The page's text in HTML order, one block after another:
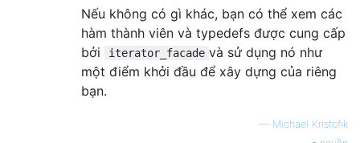
Nếu không có gì khác, bạn có thể xem các
hàm thành viên và typedefs được cung cấp
bởi
iterator_facade và sử dụng nó như
một điểm khởi đầu để xây dựng của riêng
bạn.
— Michael Kristofik